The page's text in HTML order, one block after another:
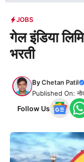
JOBS
गेल इंडिया
भरती
ByChetan Patil
Published On:
Follow Us